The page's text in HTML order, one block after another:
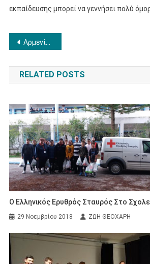
εκπαίδευσης μπορεί να γεννήσει πολύ
Πλοήγηση
άρθρων
Αρμενίζοντας στα Ομηρικά Κύματα με τις Σχεδίες των Μαθητών της Α΄ Τάξης
RELATED POSTS
Ο Ελληνικός Ερυθρός Σταυρός Στο
29 Νοεμβρίου 2018 ΖΩΗ ΘΕΟΧΑΡΗ